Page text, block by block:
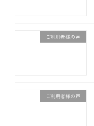
ご利用者様の声
ご利用者様の声